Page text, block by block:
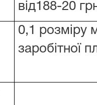
від188-20
0,1 розміру
заробітної